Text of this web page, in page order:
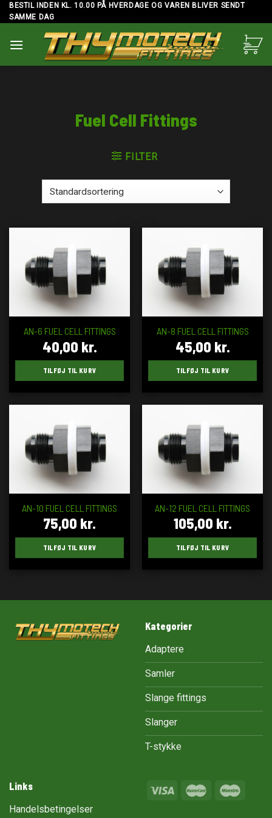
Skip
to
BESTIL INDEN KL. 10.00 PÅ HVERDAGE OG VAREN BLIVER SENDT
SAMME DAG
Fuel Cell Fittings
FILTER
AN-6 FUEL CELL FITTINGS
40,00 kr.
TILFØJ TIL KURV
AN-8 FUEL CELL FITTINGS
45,00 kr.
TILFØJ TIL KURV
AN-10 FUEL CELL FITTINGS
75,00 kr.
TILFØJ TIL KURV
AN-12 FUEL CELL FITTINGS
105,00 kr.
TILFØJ TIL KURV
Kategorier
Adaptere
Samler
Slange fittings
Slanger
T-stykke
Links
Handelsbetingelser